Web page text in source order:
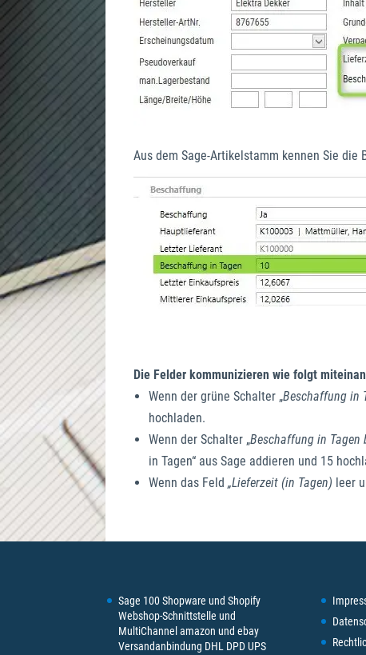
Aus dem Sage-Artikelstamm kennen Sie die
Die Felder kommunizieren wie folgt
Wenn der grüne Schalter „Beschaffung in
hochladen.
Wenn der Schalter „Beschaffung in Tagen
in Tagen“ aus Sage addieren und 15
Wenn das Feld „Lieferzeit (in Tagen) leer
Sage 100 Shopware und Shopify
Webshop-Schnittstelle und
MultiChannel amazon und ebay
Versandanbindung DHL DPD UPS